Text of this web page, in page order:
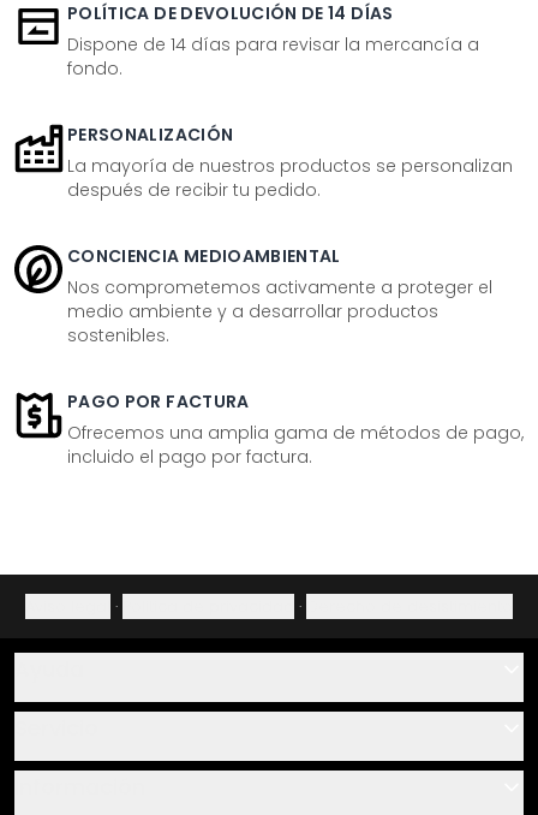
POLÍTICA DE DEVOLUCIÓN DE 14 DÍAS
Dispone de 14 días para revisar la mercancía a
fondo.
PERSONALIZACIÓN
La mayoría de nuestros productos se personalizan
después de recibir tu pedido.
CONCIENCIA MEDIOAMBIENTAL
Nos comprometemos activamente a proteger el
medio ambiente y a desarrollar productos
sostenibles.
PAGO POR FACTURA
Ofrecemos una amplia gama de métodos de pago,
incluido el pago por factura.
· ·
Sobre nosotros